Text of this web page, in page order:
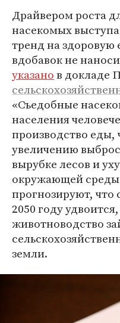
Драйвером роста
насекомых
тренд на здоровую
вдобавок не
указанов докладе
«Съедобные
населения
производство еды,
увеличению
вырубке лесов и
окружающей
прогнозируют, что
2050 году
животноводство
земли.